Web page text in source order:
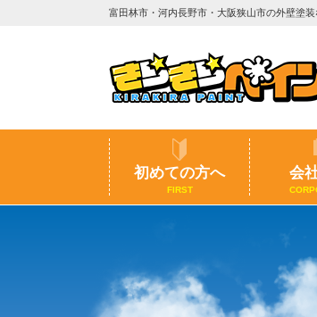
富田林市・河内長野市・大阪狭山市の外壁塗
初めての方へ
FIRST
会